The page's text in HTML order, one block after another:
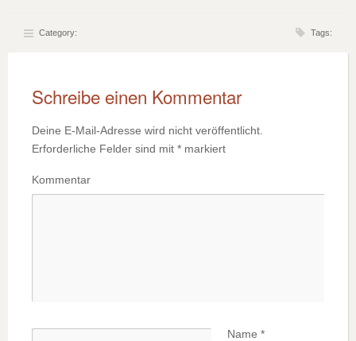
Category: Tags:
Schreibe einen Kommentar
Deine E-Mail-Adresse wird nicht veröffentlicht.
Erforderliche Felder sind mit * markiert
Kommentar
Name *